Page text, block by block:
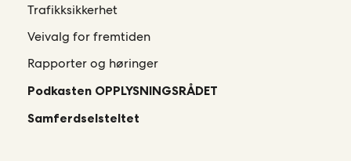
Trafikksikkerhet
Veivalg for fremtiden
Rapporter og høringer
Podkasten OPPLYSNINGSRÅDET
Samferdselsteltet